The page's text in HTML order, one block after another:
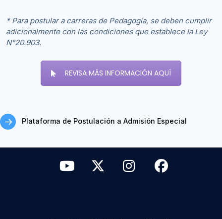
* Para postular a carreras de Pedagogía, se deben cumplir
adicionalmente con las condiciones que establece la Ley
N°20.903.
REVISA MÁS INFORMACIÓN AQUÍ
Plataforma de Postulación a Admisión Especial